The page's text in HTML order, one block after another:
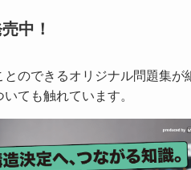
中！
のできるオリジナル問題集
ても触れています。